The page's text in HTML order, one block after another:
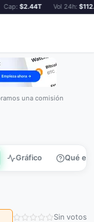
Cap:$2.44T Vol 24h:
una comisión
Gráfico Qué es
Sin votos